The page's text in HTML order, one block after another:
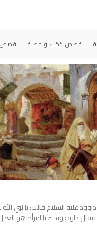
قصص ذكاء و فطنة قصص
عليه السلام قالت: يا نبي
داود: ويحك يا امرأة هو